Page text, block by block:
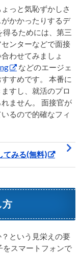
っと気恥ずかしさ
かかったりするデ
得るためには、第三
ンターなどで面接
わせてみましょ
などのエージェ
すめです。 本番に
すし、就活のプロ
ません。 面接官が
るので的確なフィ
てみる(無料)
方
という見栄えの要
をスマートフォンで